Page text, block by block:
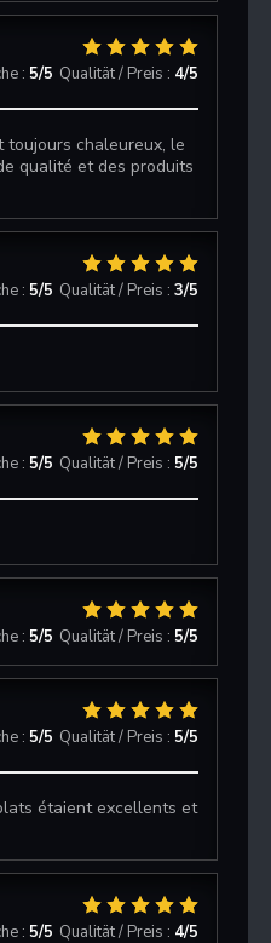
: 5/5 Qualität / Preis : 4/5
toujours chaleureux, le
qualité et des produits
: 5/5 Qualität / Preis : 3/5
: 5/5 Qualität / Preis : 5/5
: 5/5 Qualität / Preis : 5/5
: 5/5 Qualität / Preis : 5/5
étaient excellents et
: 5/5 Qualität / Preis : 4/5
Le J